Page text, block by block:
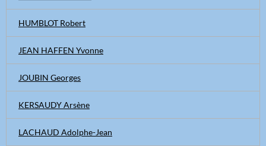
HUMBLOT Robert
JEAN HAFFEN Yvonne
JOUBIN Georges
KERSAUDY Arsène
LACHAUD Adolphe-Jean